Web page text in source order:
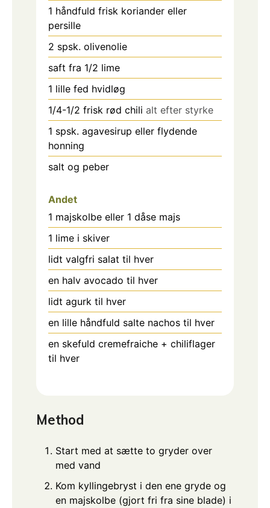
1 håndfuld frisk koriander eller
persille
2 spsk. olivenolie
saft fra 1/2 lime
1 lille fed hvidløg
1/4-1/2 frisk rød chili alt efter styrke
1 spsk. agavesirup eller flydende
honning
salt og peber
Andet
1 majskolbe eller 1 dåse majs
1 lime i skiver
lidt valgfri salat til hver
en halv avocado til hver
lidt agurk til hver
en lille håndfuld salte nachos til hver
en skefuld cremefraiche + chiliflager
til hver
Method
Start med at sætte to gryder over
med vand
Kom kyllingebryst i den ene gryde og
en majskolbe (gjort fri fra sine blade) i